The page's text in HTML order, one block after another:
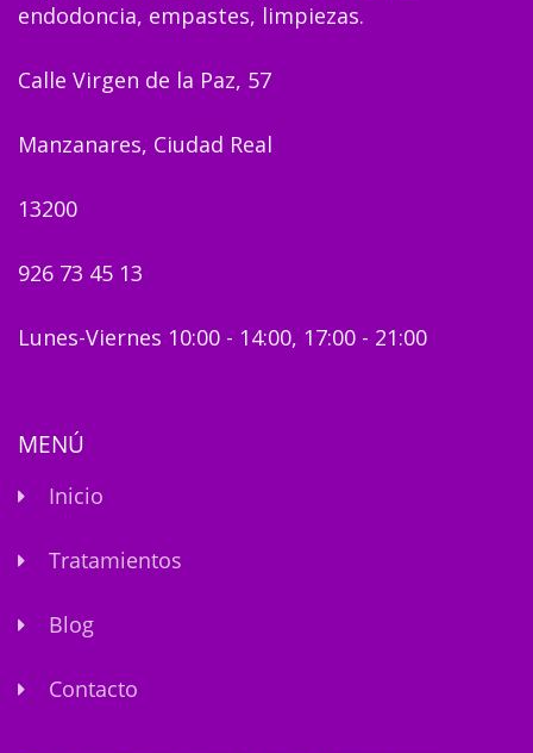
endodoncia, empastes, limpiezas.
Calle Virgen de la Paz, 57
Manzanares, Ciudad Real
13200
926 73 45 13
Lunes-Viernes 10:00 - 14:00, 17:00 - 21:00
MENÚ
Inicio
Tratamientos
Blog
Contacto